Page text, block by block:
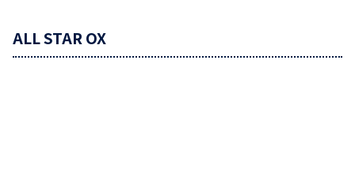
ALL STAR OX